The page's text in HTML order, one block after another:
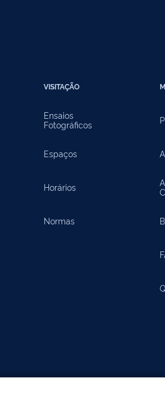
VISITAÇÃO
Ensaios
Fotográficos
Espaços
Horários
Normas